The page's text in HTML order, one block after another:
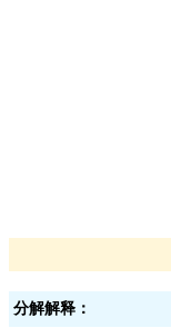
分解解释：